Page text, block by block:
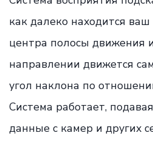
как далеко находится
центра полосы движения
направлении движется
угол наклона по
Система работает,
данные с камер и других